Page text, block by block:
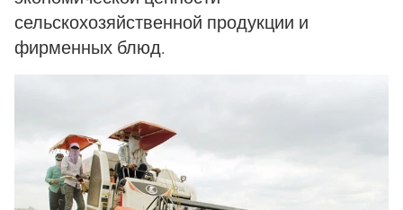
сельскохозяйственной продукции и
фирменных блюд.